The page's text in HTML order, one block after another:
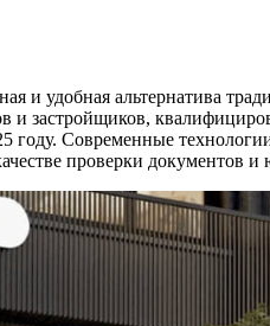
и удобная альтернатива
застройщиков,
году. Современные
проверки документов